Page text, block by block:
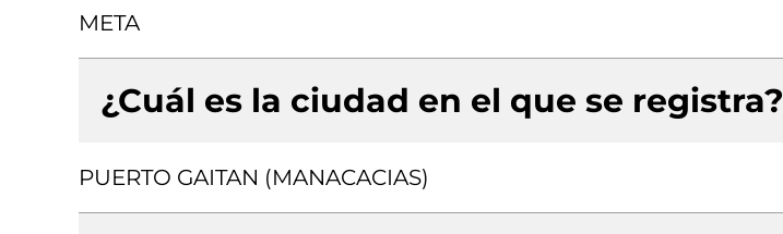
META
¿Cuál es la ciudad en el que se registra?
PUERTO GAITAN (MANACACIAS)